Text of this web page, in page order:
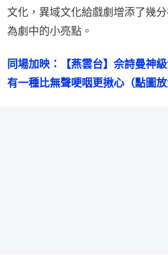
文化，異域文化給戲劇增添了幾
為劇中的小亮點。
同場加映：【燕雲台】佘詩曼神
有一種比無聲哽咽更揪心（點圖